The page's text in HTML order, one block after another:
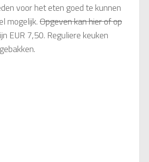
voor het eten goed te kunnen
mogelijk.Opgeven kan hier of op
EUR 7,50. Reguliere keuken